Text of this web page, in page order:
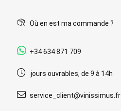
Où en est ma commande ?
+34 634 871 709
jours ouvrables, de 9 à 14h
service_client@vinissimus.fr